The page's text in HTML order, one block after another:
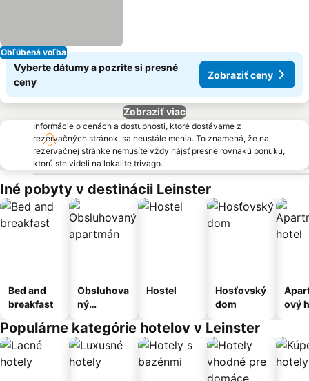
Obľúbená voľba
Vyberte dátumy a pozrite si presné
ceny
Zobraziť ceny
Zobraziť viac
Informácie o cenách a dostupnosti, ktoré dostávame z
rezervačných stránok, sa neustále menia. To znamená, že na
rezervačnej stránke nemusíte vždy nájsť presne rovnakú ponuku,
ktorú ste videli na lokalite trivago.
Iné pobyty v destinácii Leinster
Bed and
breakfast
Obsluhova
ný
Hostel
Hosťovský
dom
ový
Populárne kategórie hotelov v Leinster